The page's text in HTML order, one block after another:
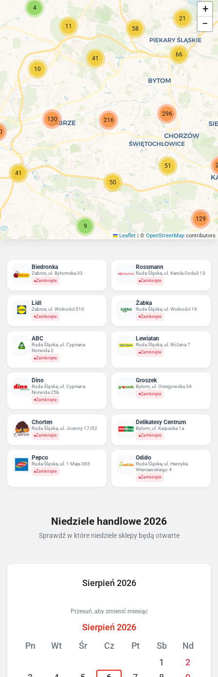
41
51
50
10
41
11
9
58
4
21
216
130
296
66
129
+
−
Leaflet | © OpenStreetMap contributors
Biedronka
Zabrze, ul. Bytomska 33
Zamknięte
Rossmann
Ruda Śląska, ul. Karola Goduli 13
Zamknięte
Lidl
Zabrze, ul. Wolności 510
Zamknięte
Żabka
Ruda Śląska, ul. Wolności 19
Zamknięte
ABC
Ruda Śląska, ul. Cypriana
Norwida 2
Zamknięte
Lewiatan
Ruda Śląska, ul. Różana 7
Zamknięte
Dino
Ruda Śląska, ul. Cypriana
Norwida 25b
Zamknięte
Groszek
Bytom, ul. Orzegowska 34
Zamknięte
Chorten
Ruda Śląska, ul. Joanny 17/02
Zamknięte
Delikatesy Centrum
Bytom, ul. Karpacka 1a
Zamknięte
Pepco
Ruda Śląska, ul. 1 Maja 385
Zamknięte
Odido
Ruda Śląska, ul. Henryka
Wieniawskiego 4
Zamknięte
Niedziele handlowe 2026
Sprawdź w które niedziele sklepy będą otwarte
Sierpień 2026
Przesuń, aby zmienić miesiąc
Sierpień 2026
Pn
Wt Śr Cz Pt Sb
Nd
1
2